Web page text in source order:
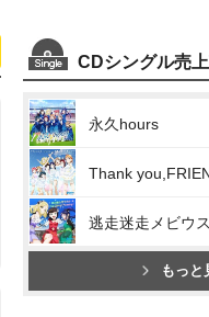
CDシングル売
永久hours
Thank
もっと